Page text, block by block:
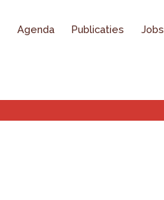
Agenda Publicaties Jobs